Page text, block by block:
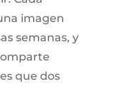
imagen
semanas, y
que dos